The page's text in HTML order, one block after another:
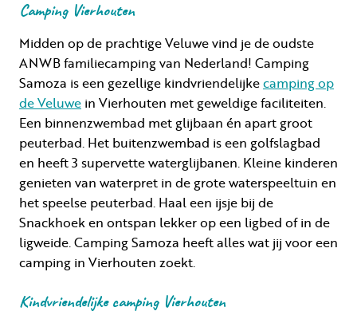
Camping Vierhouten
Midden op de prachtige Veluwe vind je de oudste
ANWB familiecamping van Nederland! Camping
Samoza is een gezellige kindvriendelijkecamping op
de Veluwe in Vierhouten met geweldige faciliteiten.
Een binnenzwembad met glijbaan én apart groot
peuterbad. Het buitenzwembad is een golfslagbad
en heeft 3 supervette waterglijbanen. Kleine kinderen
genieten van waterpret in de grote waterspeeltuin en
het speelse peuterbad. Haal een ijsje bij de
Snackhoek en ontspan lekker op een ligbed of in de
ligweide. Camping Samoza heeft alles wat jij voor een
camping in Vierhouten zoekt.
Kindvriendelijke camping Vierhouten